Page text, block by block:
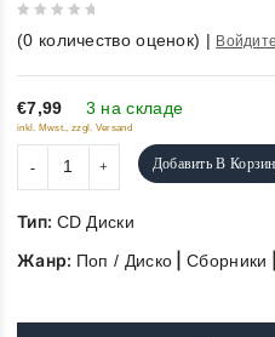
out
of
5
(0 количество оценок) |
€7,99 3 на складе
inkl. Mwst., zzgl. Versand
Добавить В
Тип: CD Диски
Жанр: Поп / Диско |Сборники